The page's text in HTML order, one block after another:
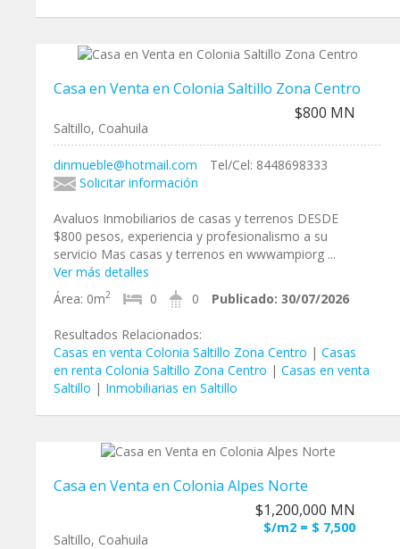
Casa en Venta en Colonia Saltillo Zona Centro
$800 MN
Saltillo, Coahuila
dinmueble@hotmail.com
Tel/Cel: 8448698333
Solicitar información
Avaluos Inmobiliarios de casas y terrenos DESDE
$800 pesos, experiencia y profesionalismo a su
servicio Mas casas y terrenos en wwwampiorg ...
Ver más detalles
Área: 0m2 0 0 Publicado: 30/07/2026
Resultados Relacionados:
Casas en venta Colonia Saltillo Zona Centro | Casas
en renta Colonia Saltillo Zona Centro | Casas en venta
Saltillo | Inmobiliarias en Saltillo
Casa en Venta en Colonia Alpes Norte
$1,200,000 MN
$/m2 = $ 7,500
Saltillo, Coahuila